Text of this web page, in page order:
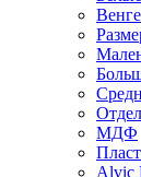
Венге
МДФ
Alvic